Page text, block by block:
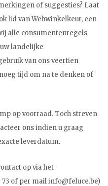
of suggesties? Laat
lid van Webwinkelkeur, een
alle consumentenregels
landelijke
van ons veertien
tijd om na te denken of
op voorraad. Toch streven
ons indien u graag
leverdatum.
op via het
73 of per mailinfo@feluce.be)